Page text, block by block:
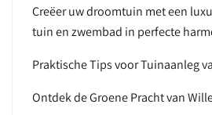
Creëer uw droomtuin met een
tuin en zwembad in perfecte
Praktische Tips voor Tuinaanleg
Ontdek de Groene Pracht van